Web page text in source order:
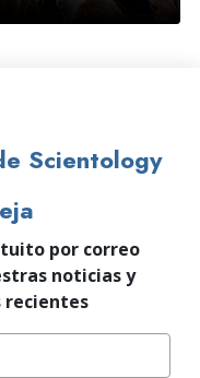
Scientology
por correo
noticias y
recientes